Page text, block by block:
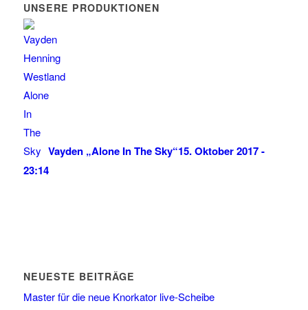
UNSERE PRODUKTIONEN
Vayden „Alone In The Sky“15. Oktober 2017 -
23:14
NEUESTE BEITRÄGE
Master für die neue Knorkator live-Scheibe